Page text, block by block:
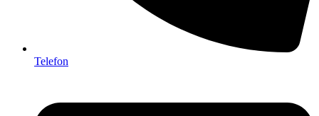
Telefon